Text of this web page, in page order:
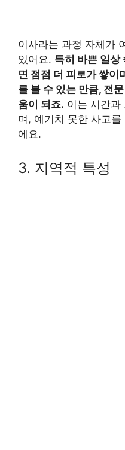
이사라는 과정 자체가
있어요. 특히 바쁜 일상
면 점점 더 피로가 쌓이
를 볼 수 있는 만큼, 전
움이 되죠. 이는 시간과
며, 예기치 못한 사고
에요.
3. 지역적 특성